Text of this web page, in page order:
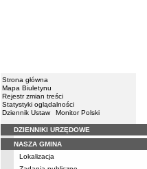
Strona główna
Mapa Biuletynu
Rejestr zmian treści
Statystyki oglądalności
Dziennik Ustaw
Monitor Polski
Menu
DZIENNIKI URZĘDOWE
NASZA GMINA
Lokalizacja